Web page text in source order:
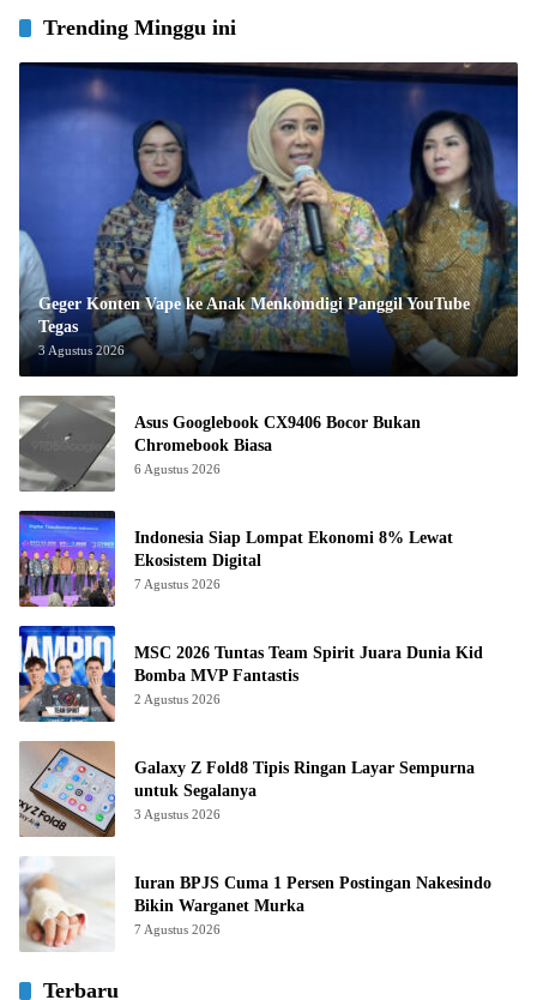
Trending Minggu ini
Geger Konten Vape ke Anak Menkomdigi Panggil YouTube
Tegas
3 Agustus 2026
Asus Googlebook CX9406 Bocor Bukan
Chromebook Biasa
6 Agustus 2026
Indonesia Siap Lompat Ekonomi 8% Lewat
Ekosistem Digital
7 Agustus 2026
MSC 2026 Tuntas Team Spirit Juara Dunia Kid
Bomba MVP Fantastis
2 Agustus 2026
Galaxy Z Fold8 Tipis Ringan Layar Sempurna
untuk Segalanya
3 Agustus 2026
Iuran BPJS Cuma 1 Persen Postingan Nakesindo
Bikin Warganet Murka
7 Agustus 2026
Terbaru